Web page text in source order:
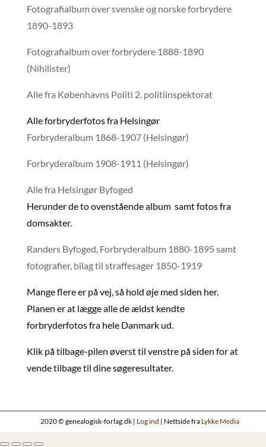
Fotografialbum over svenske og norske forbrydere
1890-1893
Fotografialbum over forbrydere 1888-1890
(Nihilister)
Alle fra Københavns Politi 2. politiinspektorat
Alle forbryderfotos fra Helsingør
Forbryderalbum 1868-1907 (Helsingør)
Forbryderalbum 1908-1911 (Helsingør)
Alle fra Helsingør Byfoged
Herunder de to ovenstående album samt fotos fra
domsakter.
Randers Byfoged, Forbryderalbum 1880-1895 samt
fotografier, bilag til straffesager 1850-1919
Mange flere er på vej, så hold øje med siden her.
Planen er at lægge alle de ældst kendte
forbryderfotos fra hele Danmark ud.
Klik på tilbage-pilen øverst til venstre på siden for at
vende tilbage til dine søgeresultater.
2020 © genealogisk-forlag.dk | Log ind | Nettside fra Lykke Media